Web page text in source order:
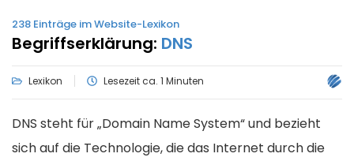
238 Einträge im Website-Lexikon
Begriffserklärung: DNS
Lexikon Lesezeit ca. 1 Minuten
DNS steht für „Domain Name System“ und bezieht
sich auf die Technologie, die das Internet durch die